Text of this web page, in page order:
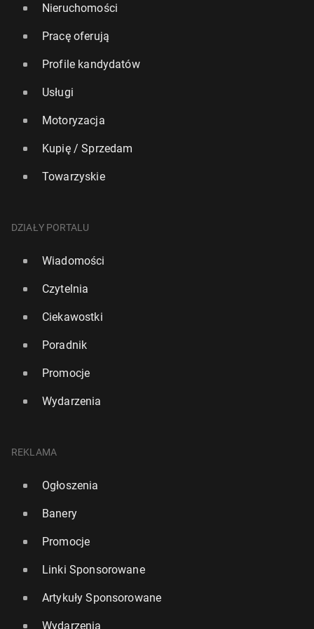
Nieruchomości
Pracę oferują
Profile kandydatów
Usługi
Motoryzacja
Kupię / Sprzedam
Towarzyskie
DZIAŁY PORTALU
Wiadomości
Czytelnia
Ciekawostki
Poradnik
Promocje
Wydarzenia
REKLAMA
Ogłoszenia
Banery
Promocje
Linki Sponsorowane
Artykuły Sponsorowane
Wydarzenia